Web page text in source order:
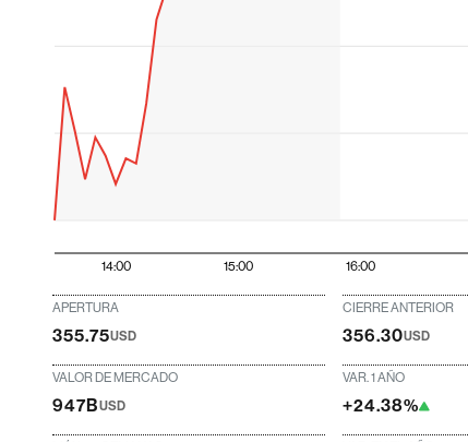
14:00 15:00 16:00
APERTURA
355.75USD
CIERRE ANTERIOR
356.30USD
VALOR DE MERCADO
947BUSD
VAR. 1 AÑO
+24.38%